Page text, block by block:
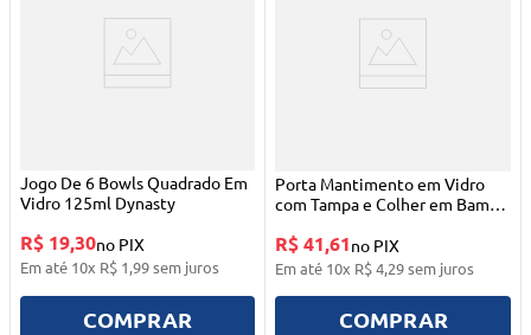
Jogo De 6 Bowls Quadrado Em
Vidro 125ml Dynasty
R$ 19,30no PIX
Em até 10x R$ 1,99sem juros
COMPRAR
Porta Mantimento em Vidro
com Tampa e Colher em Bambu
R$ 41,61no PIX
Em até 10x R$4,29sem juros
COMPRAR